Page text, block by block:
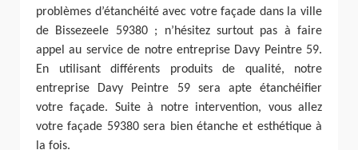
problèmes d’étanchéité avec votre façade dans la ville
de Bissezeele 59380 ; n’hésitez surtout pas à faire
appel au service de notre entreprise Davy Peintre 59.
En utilisant différents produits de qualité, notre
entreprise Davy Peintre 59 sera apte étanchéifier
votre façade. Suite à notre intervention, vous allez
votre façade 59380 sera bien étanche et esthétique à
la fois.